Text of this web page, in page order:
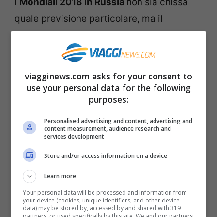
quale previsione particolare, ma il
computer dotato di intelligenza artificiale
che elaborato questo pronostico ha
avversari, l’età media dei cacciatori, il
numero dei trofei vinti e persino la
composizione demografica del paese di
provenienza.
Squadre favorite per la vittoria
ai Mondiali 2018 di Russia
Come riporta a Focus tutti questi calcoli,
viagginews.com asks for your consent to
use your personal data for the following
purposes:
Personalised advertising and content, advertising and
content measurement, audience research and
services development
Store and/or access information on a device
Learn more
Your personal data will be processed and information from
your device (cookies, unique identifiers, and other device
data) may be stored by, accessed by and shared with 319